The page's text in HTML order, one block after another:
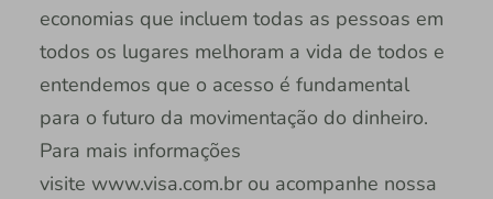
economias que incluem todas as pessoas em
todos os lugares melhoram a vida de todos e
entendemos que o acesso é fundamental
para o futuro da movimentação do dinheiro.
Para mais informações
visite www.visa.com.br ou acompanhe nossa